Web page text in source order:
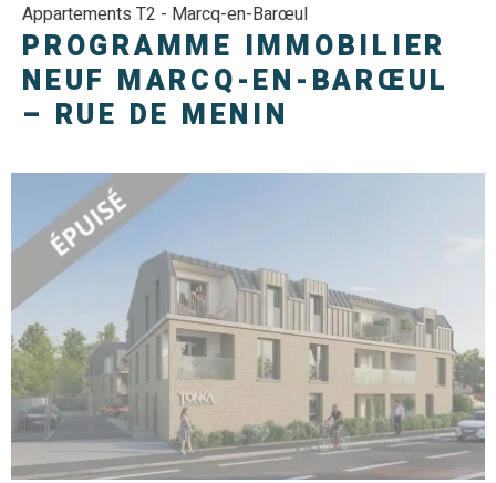
Appartements T2 - Marcq-en-Barœul
PROGRAMME IMMOBILIER
NEUF MARCQ-EN-BARŒUL
– RUE DE MENIN